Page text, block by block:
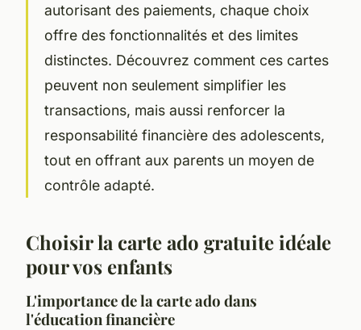
autorisant des paiements, chaque choix
offre des fonctionnalités et des limites
distinctes. Découvrez comment ces cartes
peuvent non seulement simplifier les
transactions, mais aussi renforcer la
responsabilité financière des adolescents,
tout en offrant aux parents un moyen de
contrôle adapté.
Choisir la carte ado gratuite idéale
pour vos enfants
L'importance de la carte ado dans
l'éducation financière